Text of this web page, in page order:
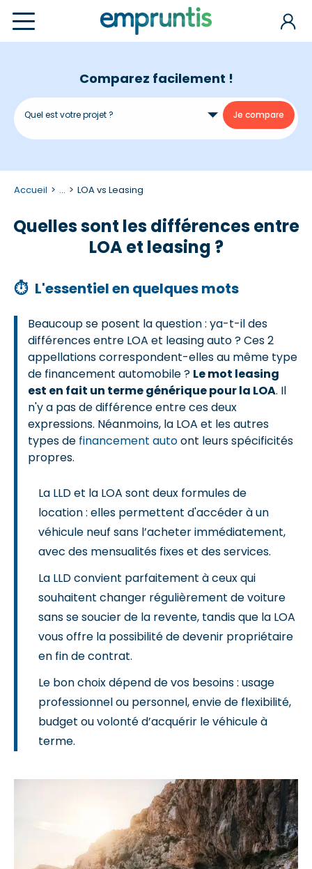
Comparez facilement !
Accueil ... LOA vs Leasing
Quelles sont les différences entre
LOA et leasing ?
⏱ L'essentiel en quelques mots
Beaucoup se posent la question : ya-t-il des
différences entre LOA et leasing auto ? Ces 2
appellations correspondent-elles au même type
de financement automobile ? Le mot leasing
est en fait un terme générique pour la LOA. Il
n'y a pas de différence entre ces deux
expressions. Néanmoins, la LOA et les autres
types de financement autoont leurs spécificités
propres.
La LLD et la LOA sont deux formules de
location : elles permettent d'accéder à un
véhicule neuf sans l’acheter immédiatement,
avec des mensualités fixes et des services.
La LLD convient parfaitement à ceux qui
souhaitent changer régulièrement de voiture
sans se soucier de la revente, tandis que la LOA
vous offre la possibilité de devenir propriétaire
en fin de contrat.
Le bon choix dépend de vos besoins : usage
professionnel ou personnel, envie de flexibilité,
budget ou volonté d’acquérir le véhicule à
terme.